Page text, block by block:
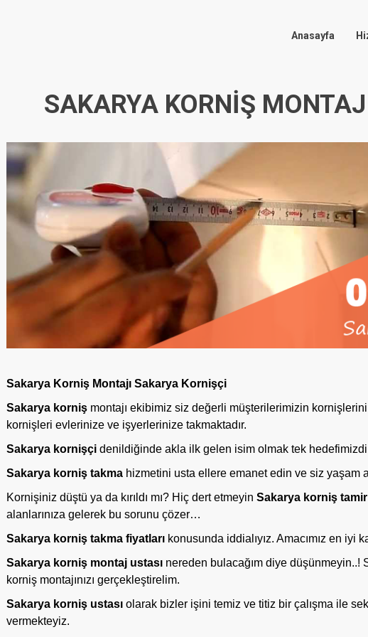
Anasayfa
SAKARYA KORNIŞ
Sakarya Korniş Montajı Sakarya Kornişçi
Sakarya korniş montajı ekibimiz siz değerli müşterilerimizin
kornişleri evlerinize ve işyerlerinize takmaktadır.
Sakarya kornişçi denildiğinde akla ilk gelen isim olmak tek
Sakarya korniş takma hizmetini usta ellere emanet edin ve siz yaşam
Kornişiniz düştü ya da kırıldı mı? Hiç dert etmeyin Sakarya korniş
alanlarınıza gelerek bu sorunu çözer…
Sakarya korniş takma fiyatları konusunda iddialıyız. Amacımız en iyi
Sakarya korniş montaj ustası nereden bulacağım diye düşünmeyin..!
korniş montajınızı gerçekleştirelim.
Sakarya korniş ustası olarak bizler işini temiz ve titiz bir çalışma ile
vermekteyiz.